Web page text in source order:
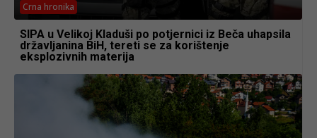
Crna hronika
SIPA u Velikoj Kladuši po potjernici iz Beča uhapsila
državljanina BiH, tereti se za korištenje
eksplozivnih materija